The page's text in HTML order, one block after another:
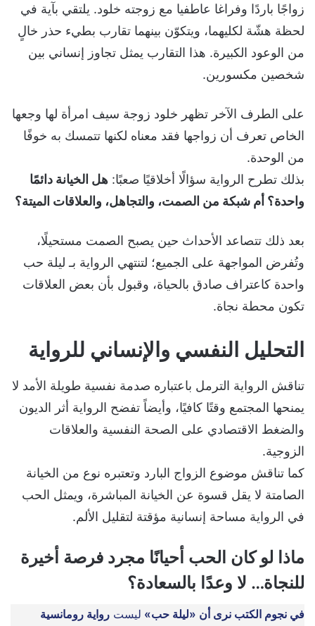
زواجًا باردًا وفراغا عاطفيا مع زوجته خلود. يلتقي بآية في
لحظة هشّة لكليهما، ويتكوّن بينهما تقارب بطيء حذر خالٍ
من الوعود الكبيرة. هذا التقارب يمثل تجاوز إنساني بين
شخصين مكسورين.
على الطرف الآخر تظهر خلود زوجة سيف امرأة لها وجعها
الخاص تعرف أن زواجها فقد معناه لكنها تتمسك به خوفًا
من الوحدة.
بذلك تطرح الرواية سؤالًا أخلاقيًا صعبًا: هل الخيانة دائمًا
واحدة؟ أم شبكة من الصمت، والتجاهل، والعلاقات الميتة؟
بعد ذلك تتصاعد الأحداث حين يصبح الصمت مستحيلًا،
وتُفرض المواجهة على الجميع؛ لتنتهي الرواية بـ ليلة حب
واحدة كاعتراف صادق بالحياة، وقبول بأن بعض العلاقات
تكون محطة نجاة.
التحليل النفسي والإنساني للرواية
تناقش الرواية الترمل باعتباره صدمة نفسية طويلة الأمد لا
يمنحها المجتمع وقتًا كافيًا، وأيضاً تفضح الرواية أثر الديون
والضغط الاقتصادي على الصحة النفسية والعلاقات
الزوجية.
كما تناقش موضوع الزواج البارد وتعتبره نوع من الخيانة
الصامتة لا يقل قسوة عن الخيانة المباشرة، ويمثل الحب
في الرواية مساحة إنسانية مؤقتة لتقليل الألم.
ماذا لو كان الحب أحيانًا مجرد فرصة أخيرة
للنجاة… لا وعدًا بالسعادة؟
في نجوم الكتب نرى أن «ليلة حب» ليست رواية رومانسية